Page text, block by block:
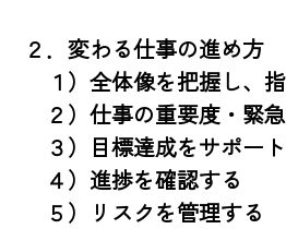
２．変わる仕事の進め方
１）全体像を把握し、
２）仕事の重要度・
３）目標達成をサポー
４）進捗を確認する
５）リスクを管理する